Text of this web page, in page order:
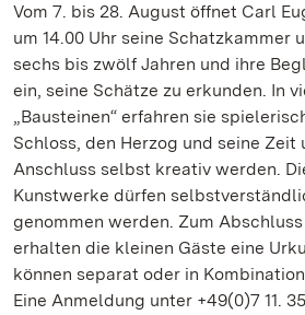
Vom 7. bis 28. August öffnet Carl
um 14.00 Uhr seine Schatzkammer
sechs bis zwölf Jahren und ihre
ein, seine Schätze zu erkunden. In
„Bausteinen“ erfahren sie
Schloss, den Herzog und seine Zeit
Anschluss selbst kreativ werden.
Kunstwerke dürfen
genommen werden. Zum
erhalten die kleinen Gäste eine
können separat oder in
Eine Anmeldung unter +49(0)7 11.